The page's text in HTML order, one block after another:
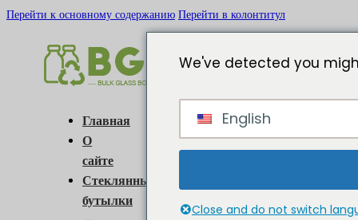
Перейти к основному содержанию Перейти в колонтитул
Главная
О
сайте
Стеклянные
бутылки
We've detected you
English
Close and do not switch